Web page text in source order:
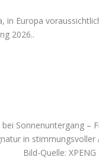
in Europa
2026..
bei Sonnenuntergang –
in stimmungsvoller
Bild-Quelle: XPENG